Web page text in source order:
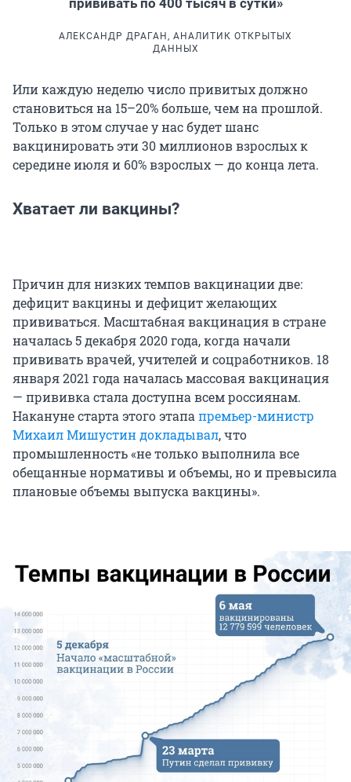
прививать по 400 тысяч в сутки»
АЛЕКСАНДР ДРАГАН, АНАЛИТИК ОТКРЫТЫХ
ДАННЫХ
Или каждую неделю число привитых должно
становиться на 15–20% больше, чем на прошлой.
Только в этом случае у нас будет шанс
вакцинировать эти 30 миллионов взрослых к
середине июля и 60% взрослых — до конца лета.
Хватает ли вакцины?
Причин для низких темпов вакцинации две:
дефицит вакцины и дефицит желающих
прививаться. Масштабная вакцинация в стране
началась 5 декабря 2020 года, когда начали
прививать врачей, учителей и соцработников. 18
января 2021 года началась массовая вакцинация
— прививка стала доступна всем россиянам.
Накануне старта этого этапапремьер-министр
Михаил Мишустин докладывал, что
промышленность «не только выполнила все
обещанные нормативы и объемы, но и превысила
плановые объемы выпуска вакцины».